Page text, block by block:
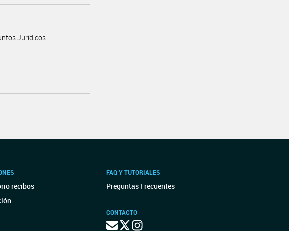
Jurídicos.
recibos
FAQ Y TUTORIALES
Preguntas Frecuentes
CONTACTO